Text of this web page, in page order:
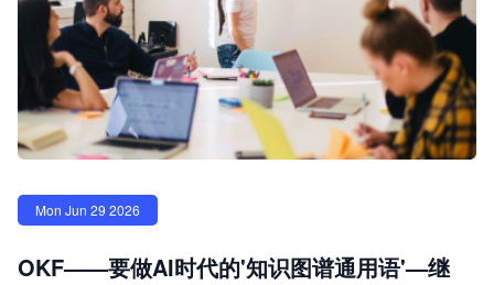
Mon Jun 29 2026
OKF——要做AI时代的'知识图谱通用语'—继